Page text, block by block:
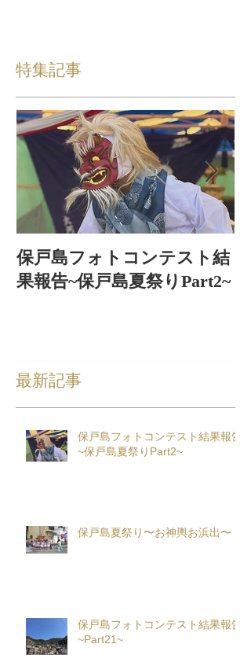
特集記事
保戸島フォトコンテスト結
果報告~保戸島夏祭りPart2~
最新記事
保戸島フォトコンテスト結果報告
~保戸島夏祭りPart2~
保戸島夏祭り〜お神輿お浜出〜
保戸島フォトコンテスト結果報告
~Part21~